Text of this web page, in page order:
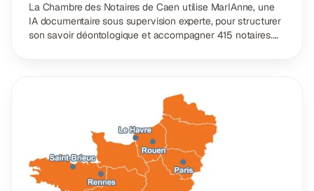
La Chambre des Notaires de Caen utilise MarIAnne, une
IA documentaire sous supervision experte, pour structurer
son savoir déontologique et accompagner 415 notaires.